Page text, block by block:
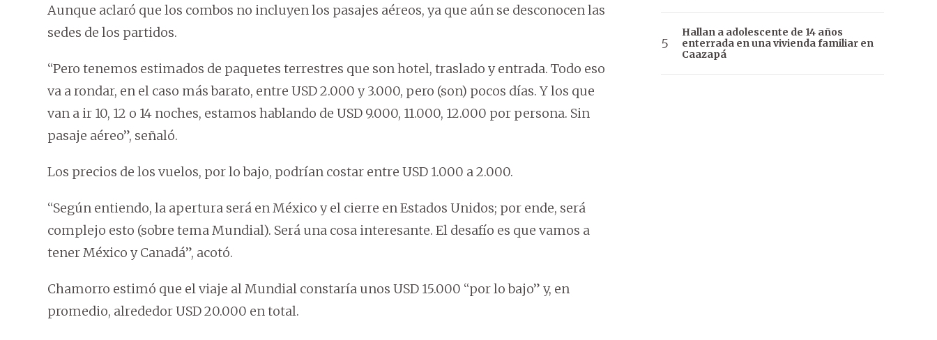
Aunque aclaró que los combos no incluyen los pasajes aéreos, ya que aún se desconocen las
sedes de los partidos.
“Pero tenemos estimados de paquetes terrestres que son hotel, traslado y entrada. Todo eso
va a rondar, en el caso más barato, entre USD 2.000 y 3.000, pero (son) pocos días. Y los que
van a ir 10, 12 o 14 noches, estamos hablando de USD 9.000, 11.000, 12.000 por persona. Sin
pasaje aéreo”, señaló.
Los precios de los vuelos, por lo bajo, podrían costar entre USD 1.000 a 2.000.
“Según entiendo, la apertura será en México y el cierre en Estados Unidos; por ende, será
complejo esto (sobre tema Mundial). Será una cosa interesante. El desafío es que vamos a
tener México y Canadá”, acotó.
Chamorro estimó que el viaje al Mundial constaría unos USD 15.000 “por lo bajo” y, en
promedio, alrededor USD 20.000 en total.
Hallan a adolescente de 14 años
enterrada en una vivienda familiar en
Caazapá